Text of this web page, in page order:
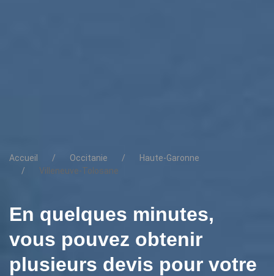
Accueil Occitanie
Haute-Garonne
Villeneuve-Tolosane
En quelques minutes,
vous pouvez obtenir
plusieurs devis pour votre